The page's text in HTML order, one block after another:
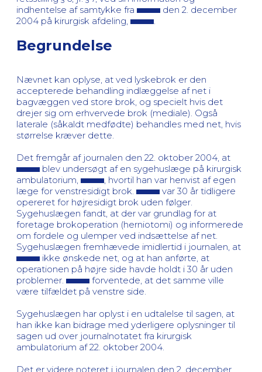
indhentelse af samtykke fra
den 2. december
2004 på kirurgisk afdeling,
Begrundelse
Nævnet kan oplyse, at ved lyskebrok er den
accepterede behandling indlæggelse af net i
bagvæggen ved store brok, og specielt hvis det
drejer sig om erhvervede brok (mediale). Også
laterale (såkaldt medfødte) behandles med net, hvis
størrelse kræver dette.
Det fremgår af journalen den 22. oktober 2004, at
blev undersøgt af en sygehuslæge på kirurgisk
ambulatorium,
, hvortil han var henvist af egen
læge for venstresidigt brok.
var 30 år tidligere
opereret for højresidigt brok uden følger.
Sygehuslægen fandt, at der var grundlag for at
foretage brokoperation (herniotomi) og informerede
om fordele og ulemper ved indsættelse af net.
Sygehuslægen fremhævede imidlertid i journalen, at
ikke ønskede net, og at han anførte, at
operationen på højre side havde holdt i 30 år uden
problemer.
forventede, at det samme ville
være tilfældet på venstre side.
Sygehuslægen har oplyst i en udtalelse til sagen, at
han ikke kan bidrage med yderligere oplysninger til
sagen ud over journalnotatet fra kirurgisk
ambulatorium af 22. oktober 2004.
Det er videre noteret i journalen den 2. december